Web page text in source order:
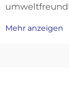
Bewegung
Mehr anzeigen